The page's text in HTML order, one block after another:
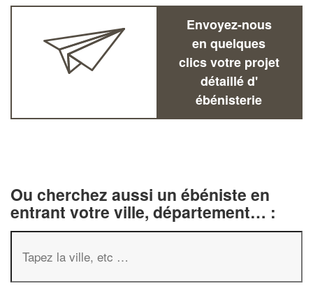
Envoyez-nous
en quelques
clics votre projet
détaillé d'
ébénisterie
Ou cherchez aussi un ébéniste en
entrant votre ville, département… :